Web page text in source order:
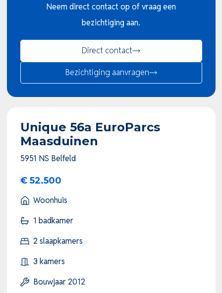
Unique 56a EuroParcs
Maasduinen
5951 NS Belfeld
€ 52.500
Woonhuis
1 badkamer
2 slaapkamers
3 kamers
Bouwjaar 2012
Neem direct contact op of vraag een
bezichtiging aan.
Direct contact
Bezichtiging aanvragen